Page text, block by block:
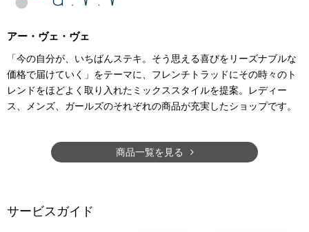
アー・ヴェ・ヴェ
「今の自分が、いちばんステキ。そう思える喜びをリーズナブルな
価格で届けていく」をテーマに、フレンチトラッドにその時々のト
レンドをほどよく取り入れたミックススタイルを提案。レディー
ス、メンズ、ガールズのそれぞれの商品が充実したショップです。
商品一覧を見る
サービスガイド